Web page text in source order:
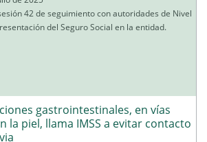
42 de seguimiento con autoridades de Nivel
del Seguro Social en la entidad.
gastrointestinales, en vías
la piel, llama IMSS a evitar contacto